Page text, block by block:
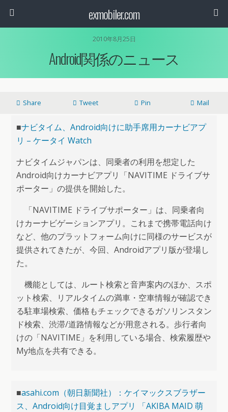
exmobiler.com
2010年8月25日
Android関係のニュース
Share Tweet Pin Mail
■ナビタイム、Android向けに助手席用カーナビアプ
リ – ケータイ Watch
ナビタイムジャパンは、同乗者の利用を想定した
Android向けカーナビアプリ「NAVITIME ドライブサ
ポーター」の提供を開始した。
「NAVITIME ドライブサポーター」は、同乗者向
けカーナビゲーションアプリ。これまで携帯電話向け
など、他のプラットフォーム向けに同様のサービスが
提供されてきたが、今回、Androidアプリ版が登場し
た。
機能としては、ルート検索と音声案内のほか、スポ
ット検索、リアルタイムの満車・空車情報が確認でき
る駐車場検索、価格もチェックできるガソリンスタン
ド検索、渋滞/道路情報などが用意される。歩行者向
けの「NAVITIME」を利用している場合、検索履歴や
My地点を共有できる。
■asahi.com（朝日新聞社）：ケイマックスブラザー
ス、Android向け目覚ましアプリ 「AKIBA MAID 萌